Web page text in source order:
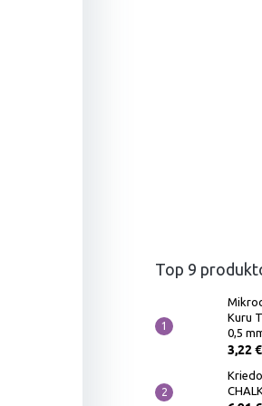
Top 9
Kuru
0,5
3,22 €